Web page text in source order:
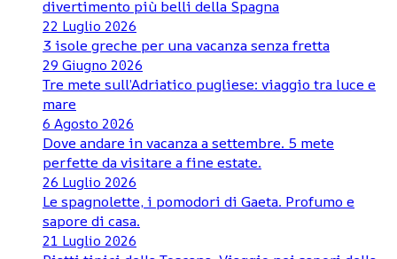
divertimento più belli della Spagna
22 Luglio 2026
3 isole greche per una vacanza senza fretta
29 Giugno 2026
Tre mete sull’Adriatico pugliese: viaggio tra luce e
mare
6 Agosto 2026
Dove andare in vacanza a settembre. 5 mete
perfette da visitare a fine estate.
26 Luglio 2026
Le spagnolette, i pomodori di Gaeta. Profumo e
sapore di casa.
21 Luglio 2026